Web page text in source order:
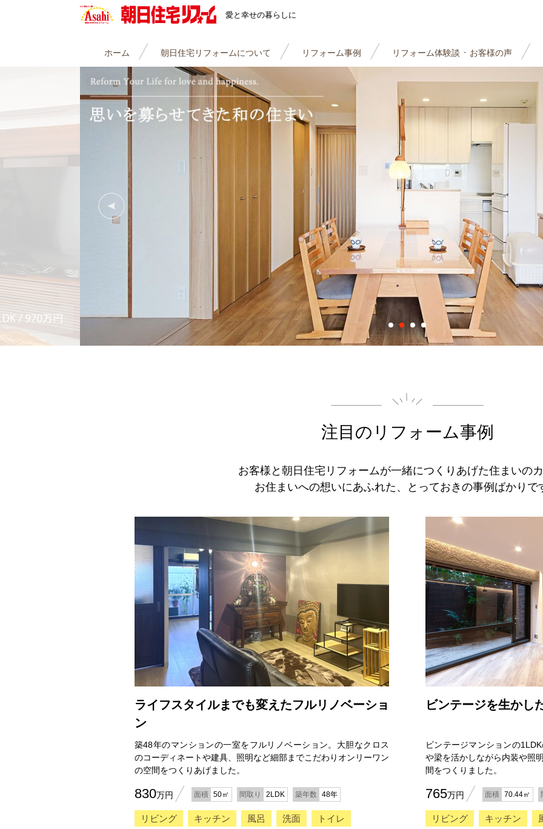
愛と幸せの暮らしに
ホーム 朝日住宅リフォームについて リフォーム事例 リフォーム体験談 ・ お客様の声
注目のリフォーム事例
お客様と朝日住宅リフォームが一緒につくりあげた住まいのカ
お住まいへの想いにあふれた、とっておきの事例ばかりで
ライフスタイルまでも変えたフルリノベーショ
ン
築48年のマンションの一室をフルリノベーション。大胆なクロス
のコーディネートや建具、照明など細部までこだわりオンリーワン
の空間をつくりあげました。
830万円 面積 50㎡ 間取り 2LDK 築年数 48年
リビング キッチン 風呂 洗面 トイレ
ビンテージを生かし
ビンテージマンションの
や梁を活かしながら内装や照
間をつくりました。
765万円 面積 70.44㎡
リビング キッチン